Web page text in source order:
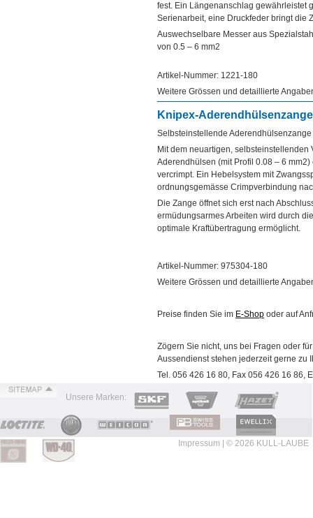
fest. Ein Längenanschlag gewährleistet
Serienarbeit, eine Druckfeder bringt die
Auswechselbare Messer aus
von 0.5 – 6 mm2
Artikel-Nummer: 1221-180
Weitere Grössen und detaillierte
Knipex-
Selbsteinstellende Aderendhülsenzange
Mit dem neuartigen,
Aderendhülsen (mit Profil 0.08 – 6
vercrimpt. Ein Hebelsystem mit
ordnungsgemässe Crimpverbindung
Die Zange öffnet sich erst nach
ermüdungsarmes Arbeiten wird durch
optimale Kraftübertragung ermöglicht.
Artikel-Nummer: 975304-180
Weitere Grössen und detaillierte
Preise finden Sie im E-Shop oder auf
Zögern Sie nicht, uns bei Fragen oder
Aussendienst stehen jederzeit gerne zu
Tel. 056 426 16 80, Fax 056 426 16 86,
Unsere Marken:
Impressum | © 2026 KULL-LAUBE